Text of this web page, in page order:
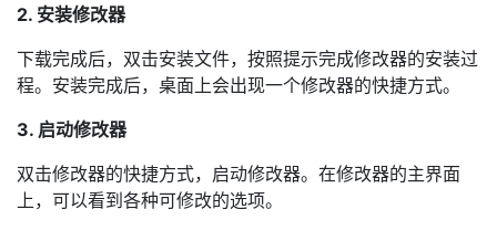
2. 安装修改器
下载完成后，双击安装文件，按照提示完成修改器的安装过
程。安装完成后，桌面上会出现一个修改器的快捷方式。
3. 启动修改器
双击修改器的快捷方式，启动修改器。在修改器的主界面
上，可以看到各种可修改的选项。